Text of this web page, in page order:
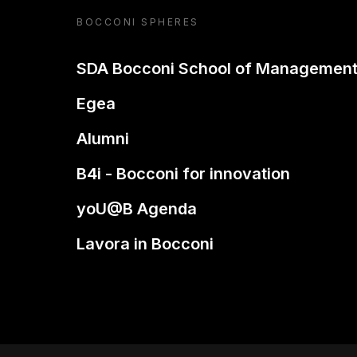
BOCCONI SPHERES
SDA Bocconi School of Management
Egea
Alumni
B4i - Bocconi for innovation
yoU@B Agenda
Lavora in Bocconi